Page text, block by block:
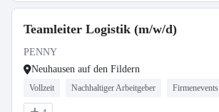
Teamleiter Logistik (m/w/d)
PENNY
Neuhausen auf den Fildern
Vollzeit Nachhaltiger Arbeitgeber Firmenevents